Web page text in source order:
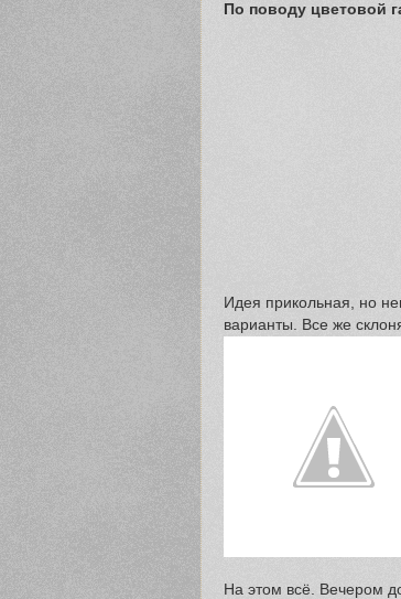
По поводу цветовой
Идея прикольная, но
варианты. Все же
На этом всё. Вечером